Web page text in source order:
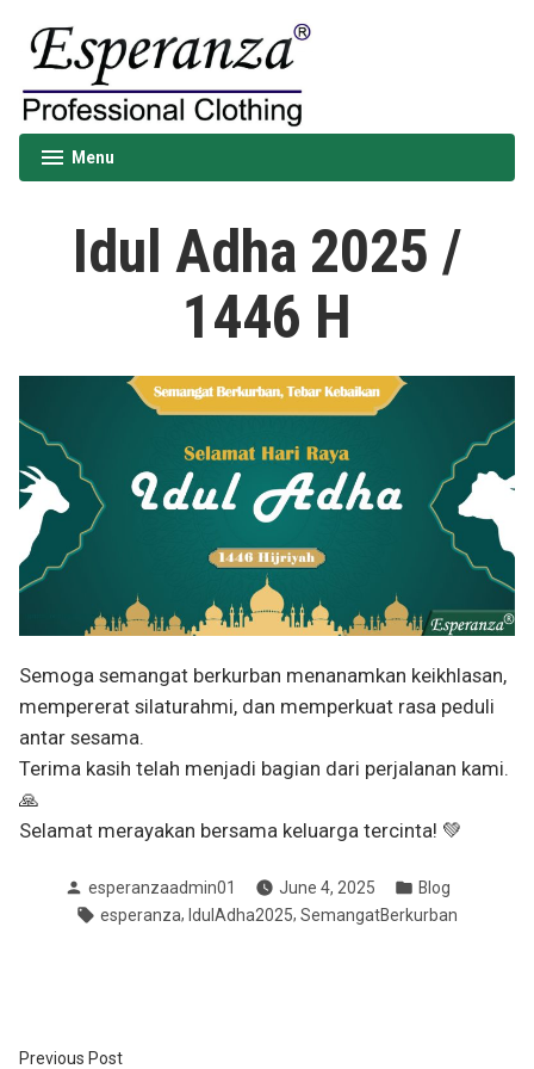
content
Esperanza
Menu
expanded
collapsed
Idul Adha 2025 /
1446 H
Semoga semangat berkurban menanamkan keikhlasan,
mempererat silaturahmi, dan memperkuat rasa peduli
antar sesama.
Terima kasih telah menjadi bagian dari perjalanan kami.
🙏
Selamat merayakan bersama keluarga tercinta! 💚
Posted
by
esperanzaadmin01 June 4, 2025
Posted
in
Blog
Tags:
esperanza, IdulAdha2025, SemangatBerkurban
Previous PostPrevious